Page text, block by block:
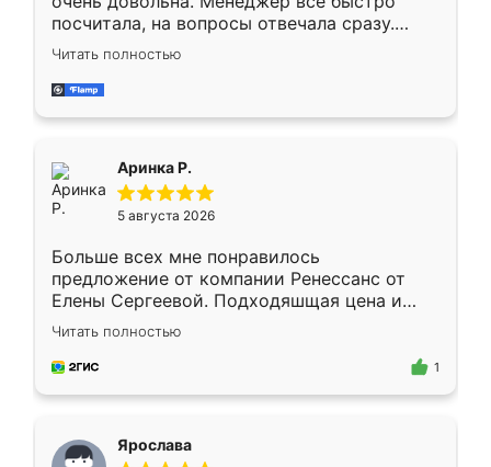
посчитала, на вопросы отвечала сразу.
Замерщик приехал в субботу, подошёл к
делу со всей ответственностью. Собрали
за день, ребята работали аккуратно, даже
Читать полностью
Аринка Р.
5 августа 2026
Больше всех мне понравилось
предложение от компании Ренессанс от
Елены Сергеевой. Подходяшщая цена и
короткие сроки изготовления. Приехавший
для замера сотрудник Владислав
предложил по моему эскизу самый
Читать полностью
1
Ярослава